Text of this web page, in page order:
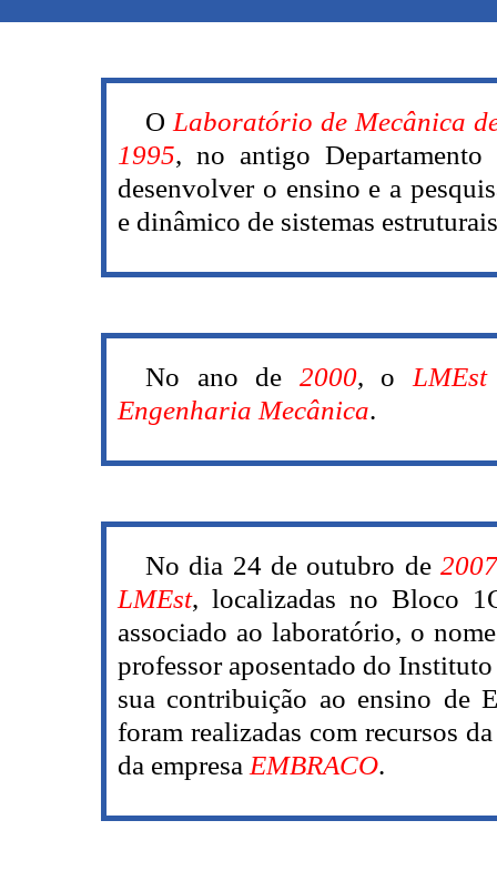
O Laboratório de Mecânica
1995, no antigo
desenvolver o ensino e a
e dinâmico de sistemas
No ano de 2000, o LMEst
Engenharia Mecânica.
No dia 24 de outubro de
LMEst, localizadas no Bloco
associado ao laboratório, o
professor aposentado do
sua contribuição ao ensino de
foram realizadas com recursos
da empresa EMBRACO.